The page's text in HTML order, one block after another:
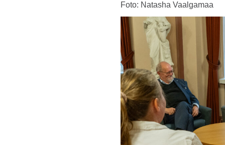
Foto: Natasha Vaalgamaa